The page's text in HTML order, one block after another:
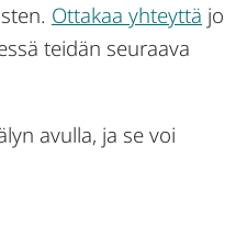
Ottakaa yhteyttä jo
teidän seuraava
avulla, ja se voi